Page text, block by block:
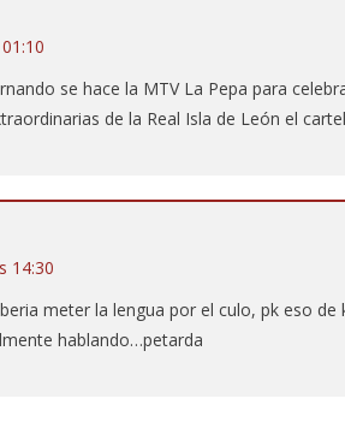
se hace la MTV La Pepa para
de la Real Isla de León el
14:30
meter la lengua por el culo, pk eso
hablando…petarda